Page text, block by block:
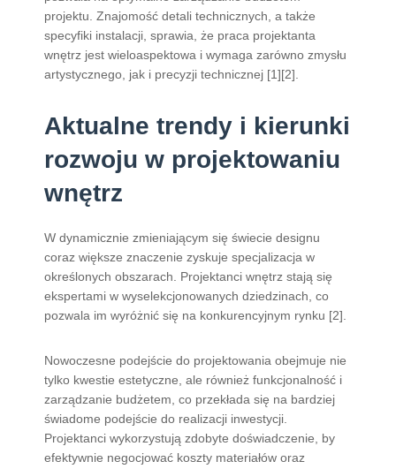
projektu. Znajomość detali technicznych, a także
specyfiki instalacji, sprawia, że praca projektanta
wnętrz jest wieloaspektowa i wymaga zarówno zmysłu
artystycznego, jak i precyzji technicznej [1][2].
Aktualne trendy i kierunki
rozwoju w projektowaniu
wnętrz
W dynamicznie zmieniającym się świecie designu
coraz większe znaczenie zyskuje specjalizacja w
określonych obszarach. Projektanci wnętrz stają się
ekspertami w wyselekcjonowanych dziedzinach, co
pozwala im wyróżnić się na konkurencyjnym rynku [2].
Nowoczesne podejście do projektowania obejmuje nie
tylko kwestie estetyczne, ale również funkcjonalność i
zarządzanie budżetem, co przekłada się na bardziej
świadome podejście do realizacji inwestycji.
Projektanci wykorzystują zdobyte doświadczenie, by
efektywnie negocjować koszty materiałów oraz